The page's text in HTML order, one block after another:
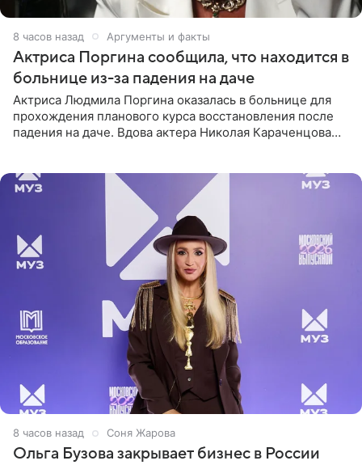
8 часов назад Аргументы и факты
Актриса Поргина сообщила, что находится в
больнице из-за падения на даче
Актриса Людмила Поргина оказалась в больнице для
прохождения планового курса восстановления после
падения на даче. Вдова актера Николая Караченцова
8 часов назад Соня Жарова
Ольга Бузова закрывает бизнес в России